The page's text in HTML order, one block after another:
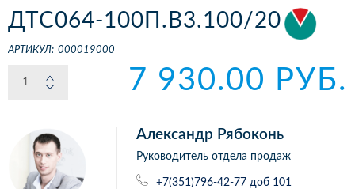
ДТС064-100П.В3.100/20
АРТИКУЛ: 000019000
7 930.00 РУБ.
Александр Рябоконь
Руководитель отдела продаж
+7(351)796-42-77 доб 101